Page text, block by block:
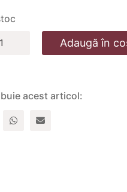
Adaugă în
acest articol: